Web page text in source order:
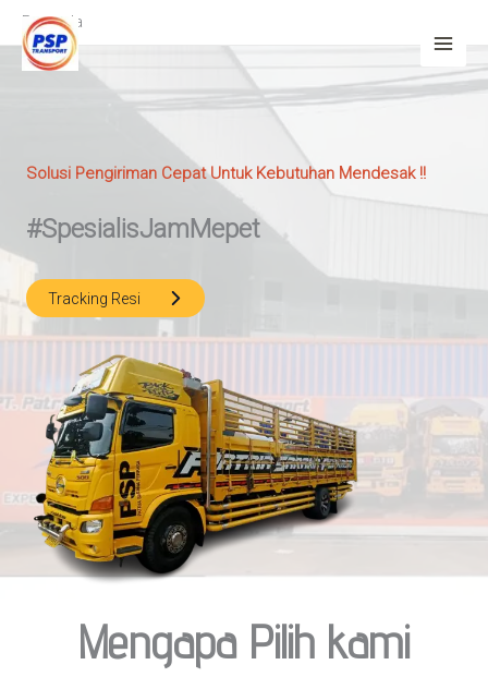
Lewati
ke
konten
Beranda
Solusi Pengiriman Cepat Untuk Kebutuhan Mendesak !!
#SpesialisJamMepet
Tracking Resi
Mengapa Pilih kami